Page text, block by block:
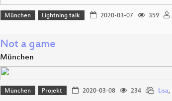
München Lightning talk 2020-03-07 359
Not a game
München
München Projekt 2020-03-08 234 Lisa,